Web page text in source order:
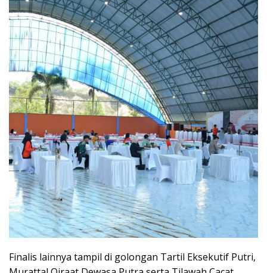
Finalis lainnya tampil di golongan Tartil Eksekutif Putri,